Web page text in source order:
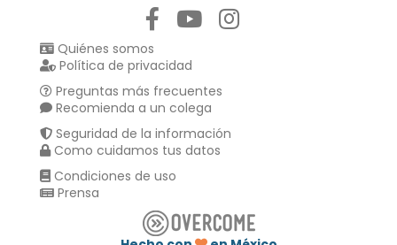
Quiénes somos
Política de privacidad
Preguntas más frecuentes
Recomienda a un colega
Seguridad de la información
Como cuidamos tus datos
Condiciones de uso
Prensa